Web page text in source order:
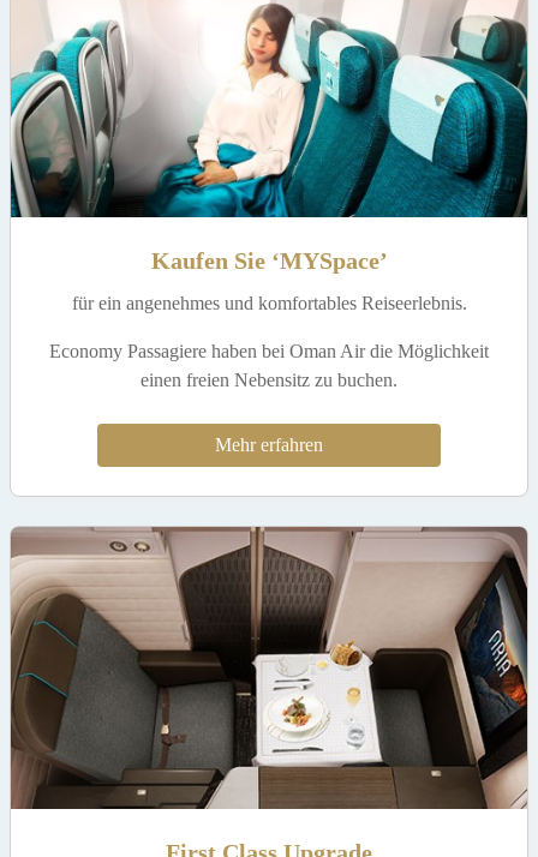
Kaufen Sie ‘MYSpace’
für ein angenehmes und komfortables Reiseerlebnis.
Economy Passagiere haben bei Oman Air die Möglichkeit
einen freien Nebensitz zu buchen.
Mehr erfahren